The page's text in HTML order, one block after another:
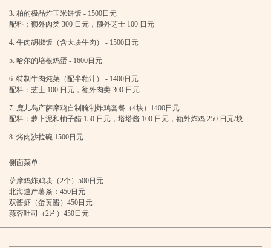
3. 柏的极品炸玉米饼饭 - 1500日元
配料：额外肉类 300 日元，额外芝士 100 日元
4. 牛肉胡椒饭（含大块牛肉） - 1500日元
5. 哈尔的培根鸡蛋 - 1600日元
6. 特制牛肉炖菜（配半釉汁） - 1400日元
配料：芝士 100 日元，额外肉类 300 日元
7. 鹿儿岛产萨摩鸡自制腌制炸鸡套餐（4块）1400日元
配料：萝卜泥和柚子醋 150 日元，塔塔酱 100 日元，额外炸鸡 250 日元/块
8. 烤肉沙拉碗 1500日元
侧面菜单
萨摩鸡炸鸡块（2个）500日元
北海道产薯条：450日元
双酱虾（蛋黄酱）450日元
蒜蓉吐司（2片）450日元
この店舗情報をシェアする
午餐菜单仅接受提前预订。 | 【肉&イタリアン】Outdoor